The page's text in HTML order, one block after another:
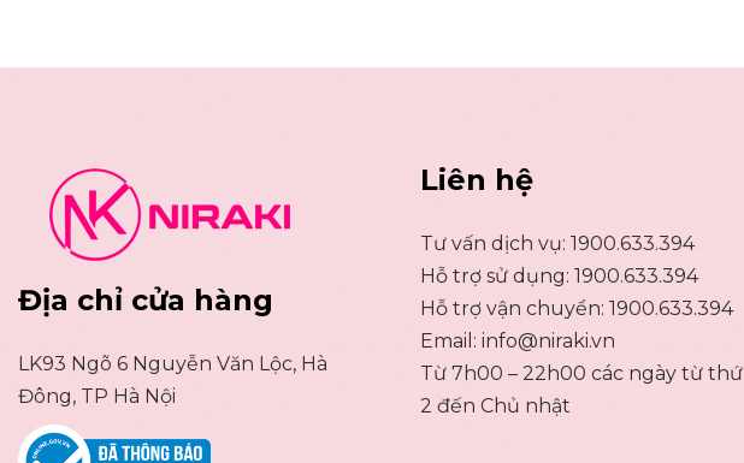
Địa chỉ cửa hàng
LK93 Ngõ 6 Nguyễn Văn Lộc, Hà
Đông, TP Hà Nội
Liên hệ
Tư vấn dịch vụ: 1900.633.394
Hỗ trợ sử dụng: 1900.633.394
Hỗ trợ vận chuyển: 1900.633.394
Email: info@niraki.vn
Từ 7h00 – 22h00 các ngày từ thứ
2 đến Chủ nhật